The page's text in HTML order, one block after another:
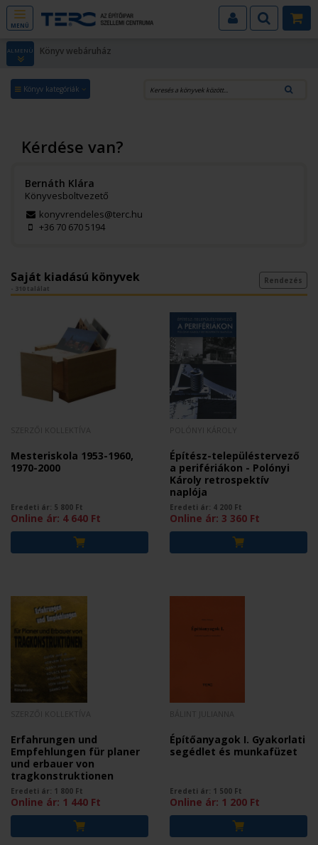
MENÜ
ALMENÜ Könyv webáruház
Könyv kategóriák
Kérdése van?
Bernáth Klára
Könyvesboltvezető
konyvrendeles@terc.hu
+36 70 670 5194
Saját kiadású könyvek
- 310 találat
Rendezés
Mesteriskola 1953-1960,
1970-2000
Eredeti ár: 5 800 Ft
Online ár: 4 640 Ft
Építész-településtervező
a perifériákon - Polónyi
Károly retrospektív
naplója
Eredeti ár: 4 200 Ft
Online ár: 3 360 Ft
Erfahrungen und
Empfehlungen für planer
und erbauer von
tragkonstruktionen
Eredeti ár: 1 800 Ft
Online ár: 1 440 Ft
Építőanyagok I. Gyakorlati
segédlet és munkafüzet
Eredeti ár: 1 500 Ft
Online ár: 1 200 Ft